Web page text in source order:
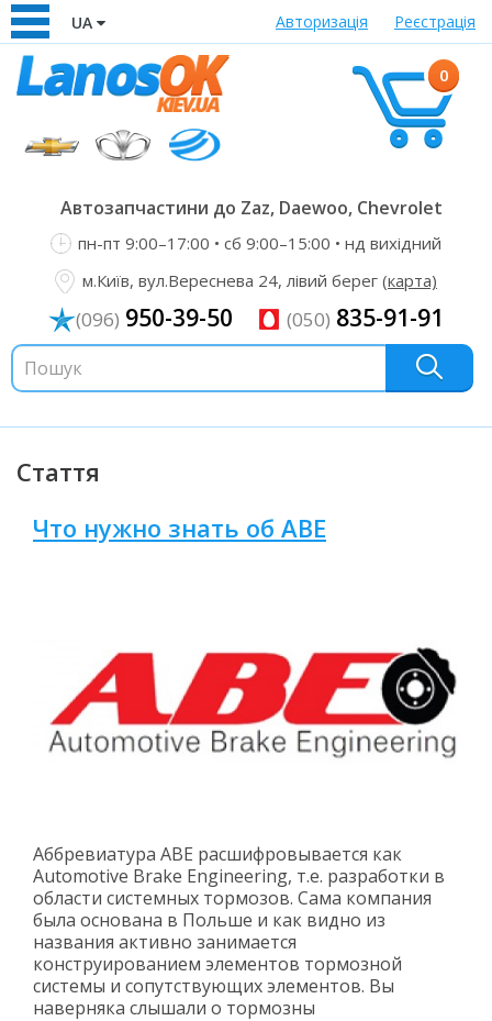
UA Авторизація Реєстрація
0
Автозапчастини до Zaz, Daewoo, Chevrolet
пн-пт 9:00–17:00 • сб 9:00–15:00 • нд вихідний
м.Київ, вул.Вереснева 24, лівий берег (карта)
(096) 950-39-50 (050) 835-91-91
Стаття
Что нужно знать об ABE
Аббревиатура АВЕ расшифровывается как
Automotive Brake Engineering, т.е. разработки в
области системных тормозов. Сама компания
была основана в Польше и как видно из
названия активно занимается
конструированием элементов тормозной
системы и сопутствующих элементов. Вы
наверняка слышали о тормозны